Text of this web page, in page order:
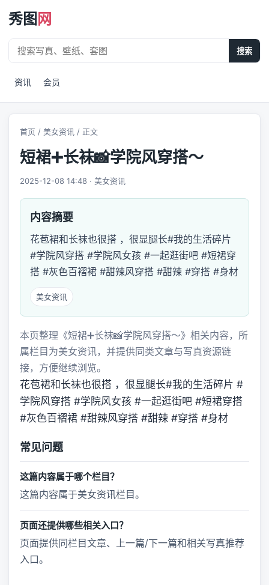
秀图 网
搜索
资讯 会员
首页 / 美女资讯 / 正文
短裙➕长袜📸学院风穿搭～
2025-12-08 14:48 · 美女资讯
内容摘要
花苞裙和长袜也很搭 ，很显腿长#我的生活碎片
#学院风穿搭 #学院风女孩 #一起逛街吧 #短裙穿
搭 #灰色百褶裙 #甜辣风穿搭 #甜辣 #穿搭 #身材
美女资讯
本页整理《短裙➕长袜📸学院风穿搭～》相关内容，所
属栏目为美女资讯，并提供同类文章与写真资源链
接，方便继续浏览。
花苞裙和长袜也很搭 ，很显腿长#我的生活碎片 #
学院风穿搭 #学院风女孩 #一起逛街吧 #短裙穿搭
#灰色百褶裙 #甜辣风穿搭 #甜辣 #穿搭 #身材
常见问题
这篇内容属于哪个栏目？
这篇内容属于美女资讯栏目。
页面还提供哪些相关入口？
页面提供同栏目文章、上一篇/下一篇和相关写真推荐
入口。